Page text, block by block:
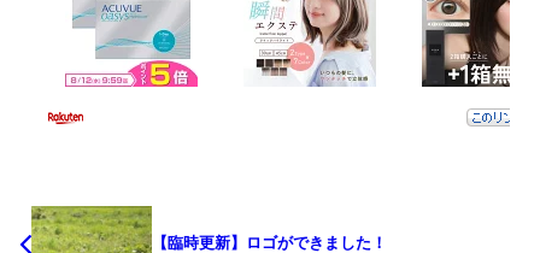
【臨時更新】ロゴができました！